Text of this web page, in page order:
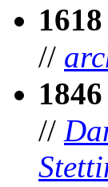
1618
//
1846
//